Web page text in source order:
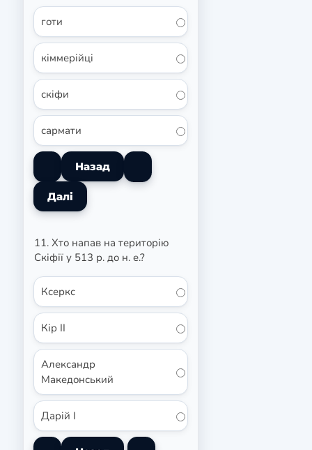
готи
кіммерійці
скіфи
сармати
11. Хто напав на територію
Скіфії у 513 р. до н. е.?
Ксеркс
Кір II
Александр
Македонський
Дарій I